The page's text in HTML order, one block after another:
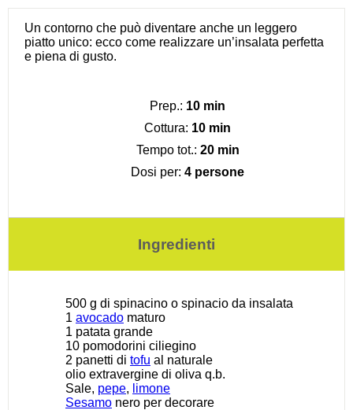
Un contorno che può diventare anche un leggero
piatto unico: ecco come realizzare un’insalata perfetta
e piena di gusto.
Prep.: 10 min
Cottura: 10 min
Tempo tot.: 20 min
Dosi per: 4 persone
Ingredienti
500 g di spinacino o spinacio da insalata
1 avocado maturo
1 patata grande
10 pomodorini ciliegino
2 panetti di tofu al naturale
olio extravergine di oliva q.b.
Sale, pepe, limone
Sesamo nero per decorare